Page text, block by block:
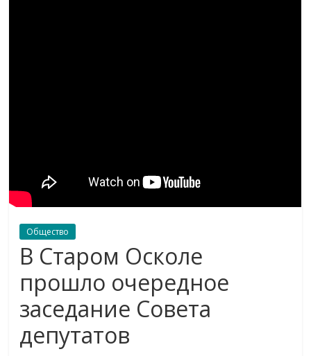
Общество
В Старом Осколе
прошло очередное
заседание Совета
депутатов